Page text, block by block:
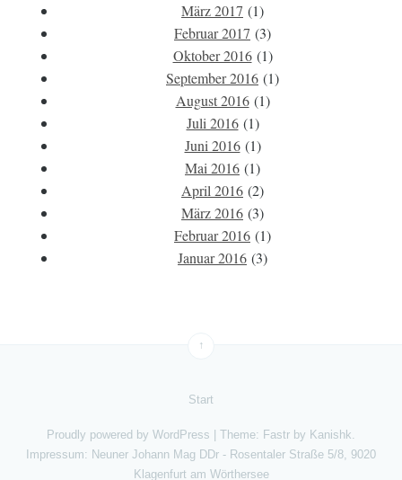
März 2017 (1)
Februar 2017 (3)
Oktober 2016(1)
September 2016 (1)
August 2016(1)
Juli 2016(1)
Juni 2016(1)
Mai 2016 (1)
April 2016 (2)
März 2016 (3)
Februar 2016 (1)
Januar 2016 (3)
↑
Start
Proudly powered by WordPress Theme: Fastr by Kanishk.
Impressum: Neuner Johann Mag DDr - Rosentaler Straße 5/8, 9020
Klagenfurt am Wörthersee